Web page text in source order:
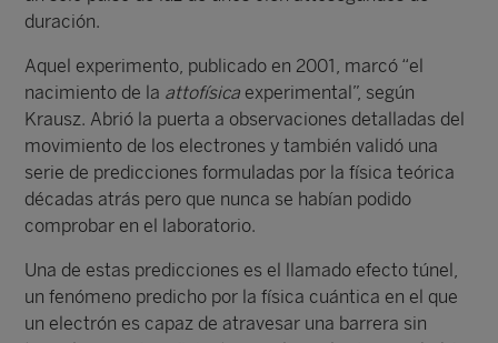
duración.
Aquel experimento, publicado en 2001, marcó “el
nacimiento de la attofísica experimental”, según
Krausz. Abrió la puerta a observaciones detalladas del
movimiento de los electrones y también validó una
serie de predicciones formuladas por la física teórica
décadas atrás pero que nunca se habían podido
comprobar en el laboratorio.
Una de estas predicciones es el llamado efecto túnel,
un fenómeno predicho por la física cuántica en el que
un electrón es capaz de atravesar una barrera sin